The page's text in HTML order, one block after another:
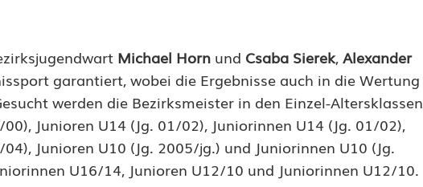
Michael Horn und Csaba Sierek,Alexander
garantiert, wobei die Ergebnisse auch in die Wertung
werden die Bezirksmeister in den Einzel-Altersklassen
Junioren U14 (Jg. 01/02), Juniorinnen U14 (Jg. 01/02),
Junioren U10 (Jg. 2005/jg.) und Juniorinnen U10 (Jg.
U16/14, Junioren U12/10 und Juniorinnen U12/10.